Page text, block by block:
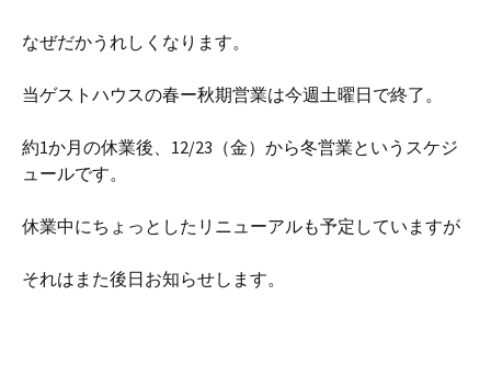
なぜだかうれしくなります。
当ゲストハウスの春ー秋期営業は今週土曜日で終了。
約1か月の休業後、12/23（金）から冬営業というスケジ
ュールです。
休業中にちょっとしたリニューアルも予定していますが
それはまた後日お知らせします。